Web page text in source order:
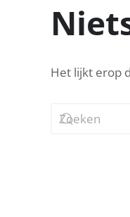
Het lijkt erop